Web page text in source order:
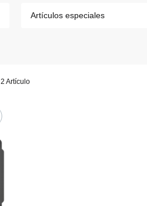
Artículos especiales
2 Artículo